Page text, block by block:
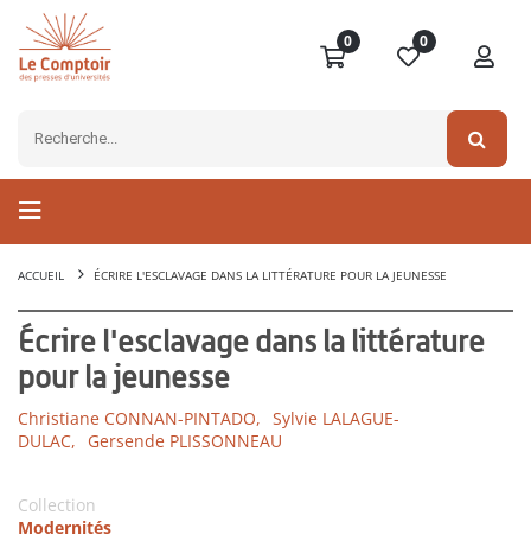
0 0
ACCUEIL ÉCRIRE L'ESCLAVAGE DANS LA LITTÉRATURE POUR LA JEUNESSE
Écrire l'esclavage dans la littérature
pour la jeunesse
Christiane CONNAN-PINTADO, Sylvie LALAGUE-
DULAC,
Gersende PLISSONNEAU
Collection
Modernités